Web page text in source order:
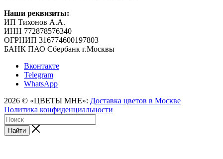
Наши реквизиты:
ИП Тихонов А.А.
ИНН 772878576340
ОГРНИП 316774600197803
БАНК ПАО Сбербанк г.Москвы
Вконтакте
Telegram
WhatsApp
2026 © «ЦВЕТЫ МНЕ»: Доставка цветов в Москве
Политика конфиденциальности
Найти